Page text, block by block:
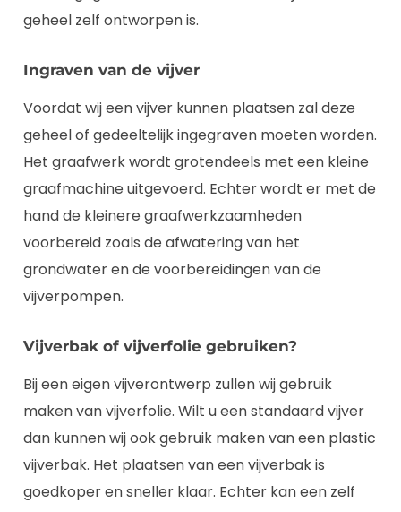
geheel zelf ontworpen is.
Ingraven van de vijver
Voordat wij een vijver kunnen plaatsen zal deze
geheel of gedeeltelijk ingegraven moeten worden.
Het graafwerk wordt grotendeels met een kleine
graafmachine uitgevoerd. Echter wordt er met de
hand de kleinere graafwerkzaamheden
voorbereid zoals de afwatering van het
grondwater en de voorbereidingen van de
vijverpompen.
Vijverbak of vijverfolie gebruiken?
Bij een eigen vijverontwerp zullen wij gebruik
maken van vijverfolie. Wilt u een standaard vijver
dan kunnen wij ook gebruik maken van een plastic
vijverbak. Het plaatsen van een vijverbak is
goedkoper en sneller klaar. Echter kan een zelf